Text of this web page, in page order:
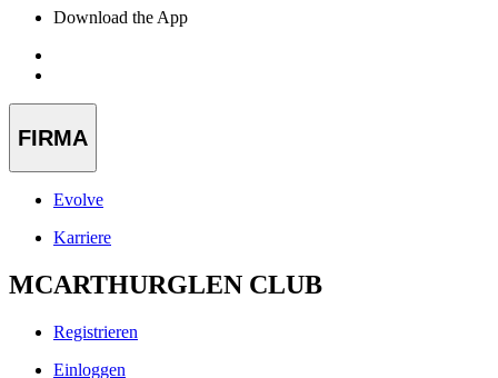
Download the App
FIRMA
Evolve
Karriere
MCARTHURGLEN CLUB
Registrieren
Einloggen